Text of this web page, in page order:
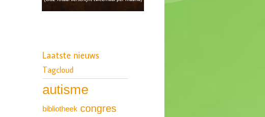
Laatste nieuws
Tagcloud
autisme
bibliotheek congres